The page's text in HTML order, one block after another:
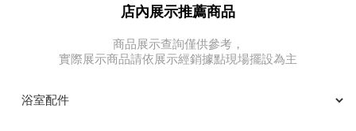
店內展示推薦商品
商品展示查詢僅供參考，
實際展示商品請依展示經銷據點現場擺設為主